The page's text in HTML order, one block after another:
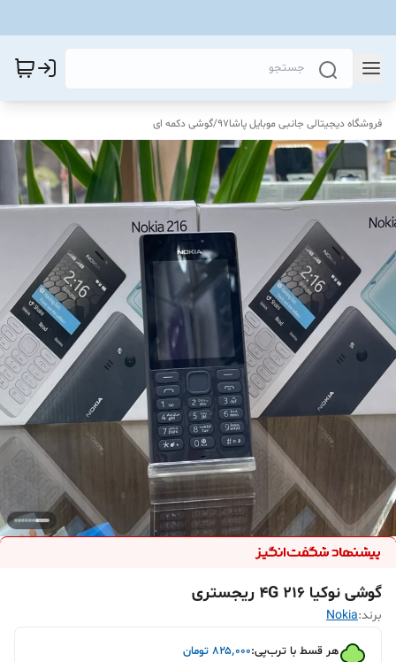
فروشگاه دیجیتالی جانبی موبایل پاشا97 /گوشی دکمه ای
گوشی نوکیا 216 4G ریجستری
برند:Nokia
هر قسط با ترب‌پی:۸۲۵٬۰۰۰ تومان